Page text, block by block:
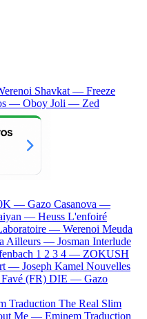
Shavkat — Freeze
— Oboy Joli — Zed
— Gazo Casanova —
— Heuss L'enfoiré
— Werenoi Meuda
Ailleurs — Josman Interlude
1 2 3 4 — ZOKUSH
— Joseph Kamel Nouvelles
Favé (FR) DIE — Gazo
Traduction The Real Slim
Me — Eminem Traduction